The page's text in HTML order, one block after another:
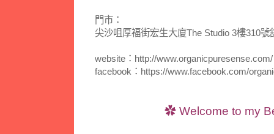
門市：
尖沙咀厚福街宏生大廈The Studio 3樓310號
website：http://www.organicpuresense.com/
facebook：https://www.facebook.com/
✿ Welcome to my